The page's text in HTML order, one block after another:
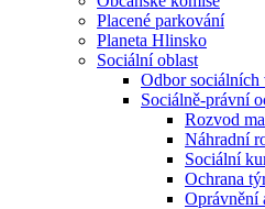
Placené parkování
Planeta Hlinsko
Sociální oblast
Odbor
Sociálně-právní
Rozvod
Náhradní
Sociální
Ochrana
Oprávnění